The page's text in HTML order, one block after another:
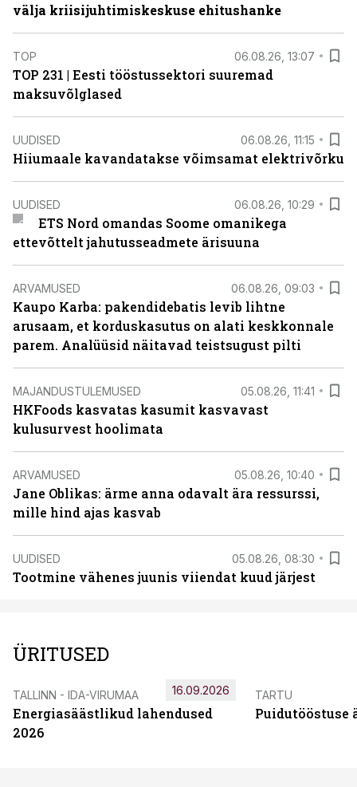
välja kriisijuhtimiskeskuse ehitushanke
TOP 06.08.26, 13:07
TOP 231 | Eesti tööstussektori suuremad
maksuvõlglased
UUDISED 06.08.26, 11:15
Hiiumaale kavandatakse võimsamat elektrivõrku
UUDISED 06.08.26, 10:29
ETS Nord omandas Soome omanikega
ettevõttelt jahutusseadmete ärisuuna
ARVAMUSED 06.08.26, 09:03
Kaupo Karba: pakendidebatis levib lihtne
arusaam, et korduskasutus on alati keskkonnale
parem. Analüüsid näitavad teistsugust pilti
MAJANDUSTULEMUSED 05.08.26, 11:41
HKFoods kasvatas kasumit kasvavast
kulusurvest hoolimata
ARVAMUSED 05.08.26, 10:40
Jane Oblikas: ärme anna odavalt ära ressurssi,
mille hind ajas kasvab
UUDISED 05.08.26, 08:30
Tootmine vähenes juunis viiendat kuud järjest
ÜRITUSED
TALLINN - IDA-VIRUMAA
Energiasäästlikud lahendused
2026
16.09.2026 TARTU
Puidutööstuse